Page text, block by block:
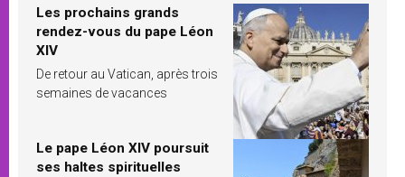
Les prochains grands
rendez-vous du pape Léon
XIV
De retour au Vatican, après trois
semaines de vacances
Le pape Léon XIV poursuit
ses haltes spirituelles